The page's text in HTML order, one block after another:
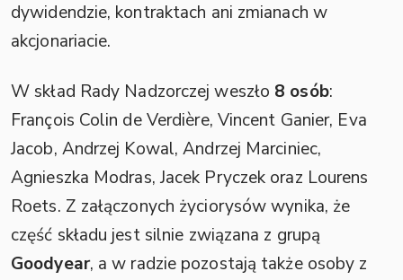
dywidendzie, kontraktach ani zmianach w
akcjonariacie.
W skład Rady Nadzorczej weszło 8 osób:
François Colin de Verdière, Vincent Ganier, Eva
Jacob, Andrzej Kowal, Andrzej Marciniec,
Agnieszka Modras, Jacek Pryczek oraz Lourens
Roets. Z załączonych życiorysów wynika, że
część składu jest silnie związana z grupą
Goodyear, a w radzie pozostają także osoby z